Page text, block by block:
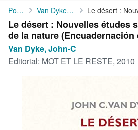
Mi cuenta
Consultar mis pedidos
Búsqueda avanzada
Colecciones
Portada Van Dyke, John-C
Le désert : Nouvelles études
de la nature (Encuadernación
Van Dyke, John-C
Editorial: MOT ET LE RESTE, 2010